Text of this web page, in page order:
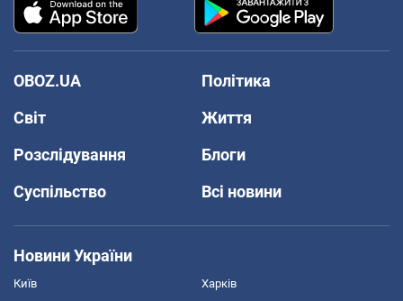
OBOZ.UA
Політика
Світ
Життя
Розслідування
Блоги
Суспільство
Всі новини
Новини України
Київ Харків